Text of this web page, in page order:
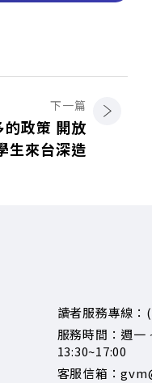
下一篇
的政策 開放
生來台深造
讀者服務專線
服務時間：週一
13:30~17:00
客服信箱：